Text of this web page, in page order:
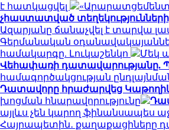
է հատկացվել
չհաստատված
Ազարյանը ճանաչվել է տարվա
Գերմանական
համակարգը. Լուկաշենկո
Մեկ
Վեհափառի դատավարությանը.
համագործակցության
Դատավորը հրաժարվեց
խոցման հնարավորությունը
այլևս չեն կարող ֆինանսապես
Հայրապետին․ քաղաքացիները